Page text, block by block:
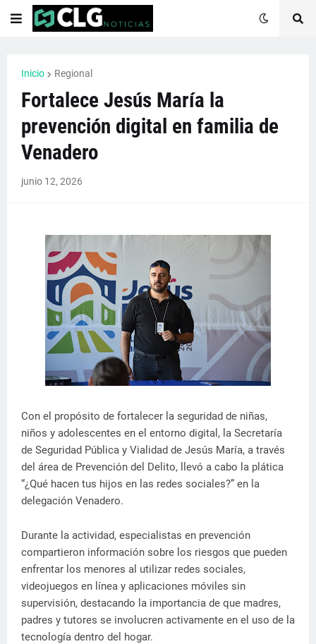
Inicio Regional
Fortalece Jesús María la
prevención digital en familia de
Venadero
junio 12, 2026
Con el propósito de fortalecer la seguridad de niñas,
niños y adolescentes en el entorno digital, la Secretaría
de Seguridad Pública y Vialidad de Jesús María, a través
del área de Prevención del Delito, llevó a cabo la plática
“¿Qué hacen tus hijos en las redes sociales?” en la
delegación Venadero.
Durante la actividad, especialistas en prevención
compartieron información sobre los riesgos que pueden
enfrentar los menores al utilizar redes sociales,
videojuegos en línea y aplicaciones móviles sin
supervisión, destacando la importancia de que madres,
padres y tutores se involucren activamente en el uso de la
tecnología dentro del hogar.